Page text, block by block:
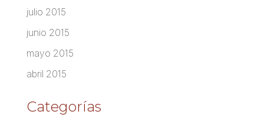
julio 2015
junio 2015
mayo 2015
abril 2015
Categorías